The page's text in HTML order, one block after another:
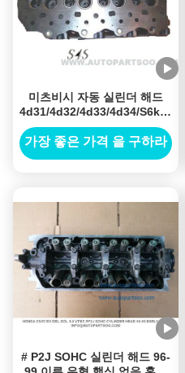
미츠비시 자동 실린더 해드
4d31/4d32/4d33/4d34/S6k/6bg1
Tapa Del Cilindro
가장 좋은 가격 을 구하라
# P2J SOHC 실린더 해드 96-